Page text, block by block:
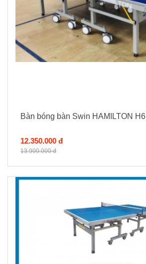
Bàn bóng bàn Swin HAMILTON H6
12.350.000 đ
13.900.000 đ